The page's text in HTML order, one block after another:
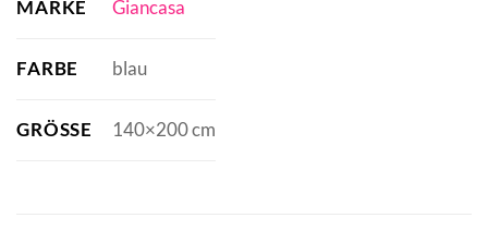
MARKE Giancasa
FARBE blau
GRÖSSE 140×200 cm